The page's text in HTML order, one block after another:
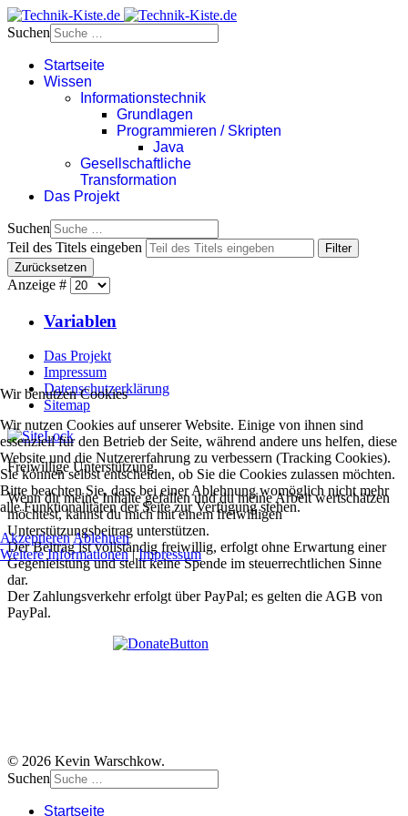
Suchen
Startseite
Wissen
Informationstechnik
Grundlagen
Programmieren / Skripten
Java
Gesellschaftliche
Transformation
Das Projekt
Suchen
Teil des Titels eingeben
Filter
Zurücksetzen
Anzeige #
Variablen
Das Projekt
Impressum
Datenschutzerklärung
Sitemap
Freiwillige Unterstützung
Wenn dir meine Inhalte gefallen und du meine Arbeit wertschätzen
möchtest, kannst du mich mit einem freiwilligen
Unterstützungsbeitrag unterstützen.
Der Beitrag ist vollständig freiwillig, erfolgt ohne Erwartung einer
Gegenleistung und stellt keine Spende im steuerrechtlichen Sinne
dar.
Der Zahlungsverkehr erfolgt über PayPal; es gelten die AGB von
PayPal.
© 2026 Kevin Warschkow.
Suchen
Startseite
Wir benutzen Cookies
Wir nutzen Cookies auf unserer Website. Einige von ihnen sind
essenziell für den Betrieb der Seite, während andere uns helfen, diese
Website und die Nutzererfahrung zu verbessern (Tracking Cookies).
Sie können selbst entscheiden, ob Sie die Cookies zulassen möchten.
Bitte beachten Sie, dass bei einer Ablehnung womöglich nicht mehr
alle Funktionalitäten der Seite zur Verfügung stehen.
AkzeptierenAblehnen
Weitere Informationen|Impressum